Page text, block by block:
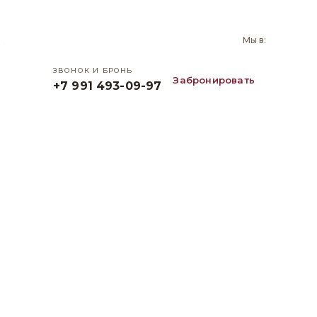
Мы в:
ЗВОНОК И БРОНЬ
+7 991 493-09-97 Забронировать